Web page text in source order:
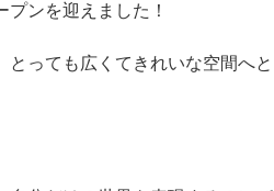
ンを迎えました！
っても広くてきれいな空間へと